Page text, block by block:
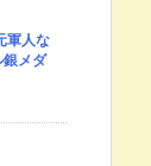
軍人な
メダ